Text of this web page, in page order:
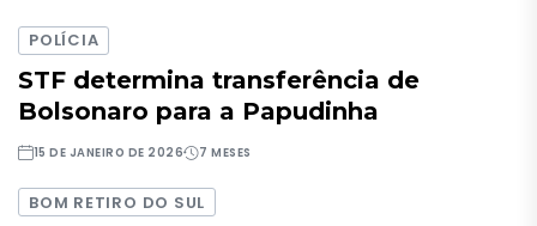
POLÍCIA
STF determina transferência de
Bolsonaro para a Papudinha
15 DE JANEIRO DE 2026 7 MESES
BOM RETIRO DO SUL